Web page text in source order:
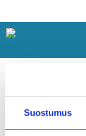
Suostumus
sisältöön